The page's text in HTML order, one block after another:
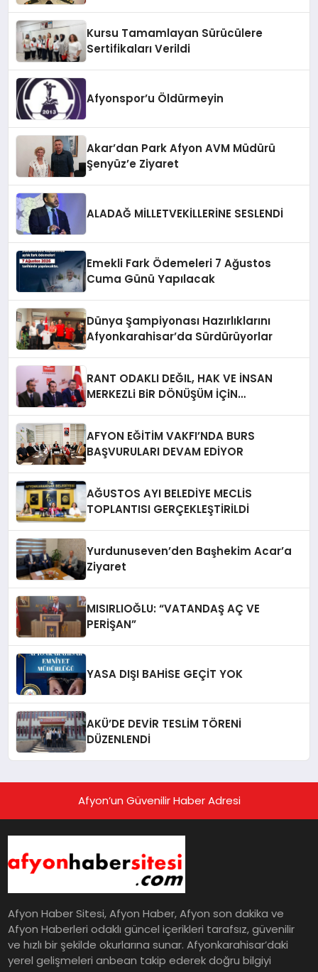
Kursu Tamamlayan Sürücülere
Sertifikaları Verildi
Afyonspor’u Öldürmeyin
Akar’dan Park Afyon AVM Müdürü
Şenyüz’e Ziyaret
ALADAĞ MİLLETVEKİLLERİNE SESLENDİ
Emekli Fark Ödemeleri 7 Ağustos
Cuma Günü Yapılacak
Dünya Şampiyonası Hazırlıklarını
Afyonkarahisar’da Sürdürüyorlar
RANT ODAKLI DEĞIL, HAK VE İNSAN
MERKEZLi BiR DÖNÜŞÜM İÇiN
AFYON EĞİTİM VAKFI’NDA BURS
BAŞVURULARI DEVAM EDİYOR
AĞUSTOS AYI BELEDİYE MECLİS
TOPLANTISI GERÇEKLEŞTİRİLDİ
Yurdunuseven’den Başhekim Acar’a
Ziyaret
MISIRLIOĞLU: “VATANDAŞ AÇ VE
PERİŞAN”
YASA DIŞI BAHİSE GEÇİT YOK
AKÜ’DE DEVİR TESLİM TÖRENİ
DÜZENLENDİ
Afyon’un Güvenilir Haber Adresi
Afyon Haber Sitesi, Afyon Haber, Afyon son dakika ve
Afyon Haberleri odaklı güncel içerikleri tarafsız, güvenilir
ve hızlı bir şekilde okurlarına sunar. Afyonkarahisar’daki
yerel gelişmeleri anbean takip ederek doğru bilgiyi